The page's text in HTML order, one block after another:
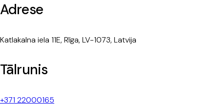
Adrese
Katlakalna iela 11E, Rīga, LV-1073, Latvija
Tālrunis
+371 22000165